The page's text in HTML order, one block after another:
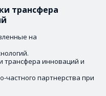
трансфера
на
трансфера инноваций и
частного партнерства при